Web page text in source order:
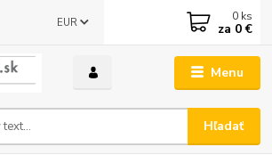
Menu
EUR
Hľadať
0 ks
za 0 €